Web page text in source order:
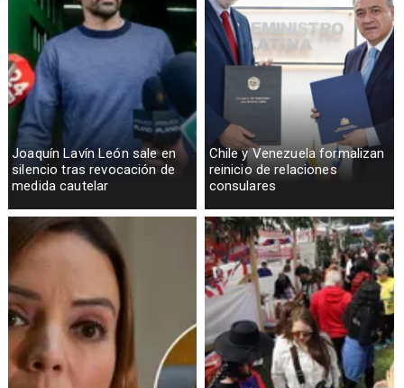
Joaquín Lavín León sale en
silencio tras revocación de
medida cautelar
Chile y Venezuela formalizan
reinicio de relaciones
consulares